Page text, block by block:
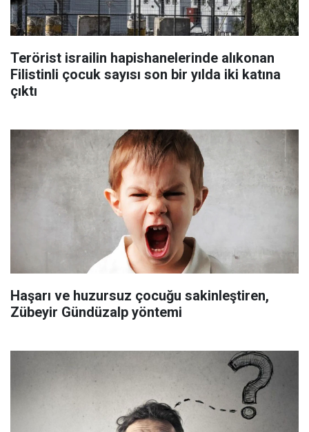
Terörist israilin hapishanelerinde alıkonan
Filistinli çocuk sayısı son bir yılda iki katına
çıktı
Haşarı ve huzursuz çocuğu sakinleştiren,
Zübeyir Gündüzalp yöntemi